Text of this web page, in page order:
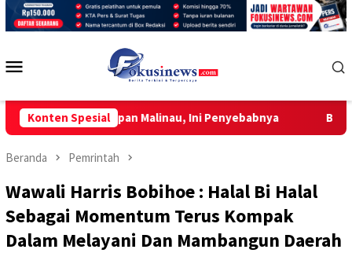
Loncat
Konten Spesial
Kesiapan Malinau, Ini Penyebabnya Bangun Guru
Beranda Pemrintah
Wawali Harris Bobihoe : Halal Bi Halal
Sebagai Momentum Terus Kompak
Dalam Melayani Dan Mambangun Daerah